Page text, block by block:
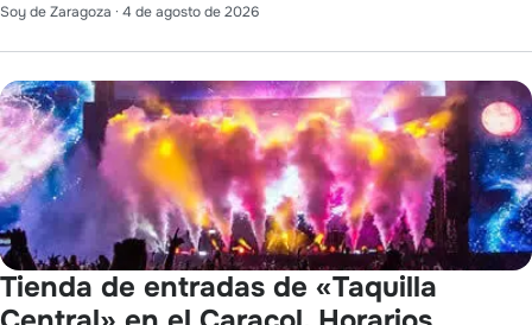
Soy de Zaragoza · 4 de agosto de 2026
Tienda de entradas de «Taquilla